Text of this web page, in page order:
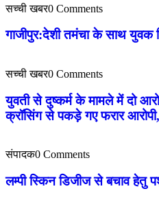
सच्ची खबर0 Comments
गाजीपुर:देशी तमंचा के साथ युवक
सच्ची खबर0 Comments
युवती से दुष्कर्म के मामले में दो
क्रॉसिंग से पकड़े गए फरार
संपादक0 Comments
लम्पी स्किन डिजीज से बचाव हेतु